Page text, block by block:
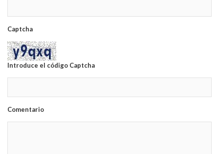
Captcha
Introduce el código Captcha
Comentario